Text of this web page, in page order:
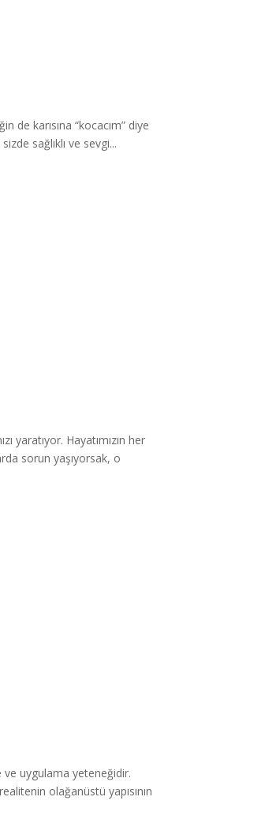
de karısına “kocacım” diye
sağlıklı ve sevgi...
yaratıyor. Hayatımızın her
sorun yaşıyorsak, o
ve uygulama yeteneğidir.
olağanüstü yapısının